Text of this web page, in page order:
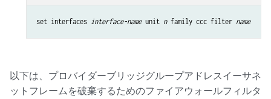
set interfaces interface-name unit n family ccc filter name
以下は、プロバイダーブリッジグループアドレスイーサネ
ットフレームを破棄するためのファイアウォールフィルタ